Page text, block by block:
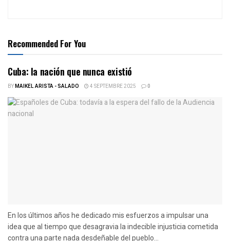
Recommended For You
Cuba: la nación que nunca existió
BYMAIKEL ARISTA - SALADO 4 SEPTEMBRE 2025 0
En los últimos años he dedicado mis esfuerzos a impulsar una
idea que al tiempo que desagravia la indecible injusticia cometida
contra una parte nada desdeñable del pueblo...